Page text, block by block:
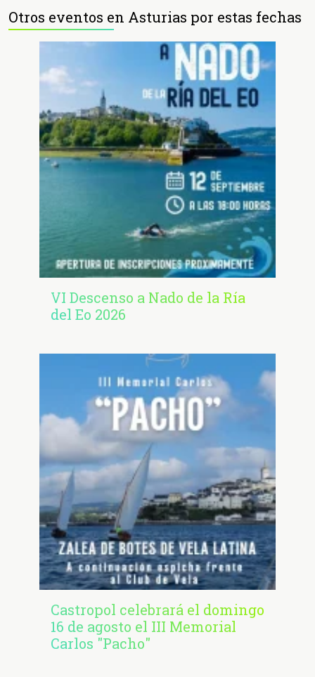
Otros eventos en Asturias por estas fechas
VI Descenso a Nado de la Ría
del Eo 2026
Castropol celebrará el domingo
16 de agosto el III Memorial
Carlos "Pacho"